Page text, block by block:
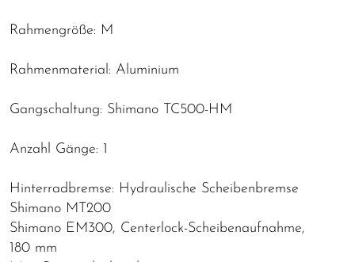
Rahmengröße: M
Rahmenmaterial: Aluminium
Gangschaltung: Shimano TC500-HM
Anzahl Gänge: 1
Hinterradbremse: Hydraulische Scheibenbremse
Shimano MT200
Shimano EM300, Centerlock-Scheibenaufnahme,
180 mm